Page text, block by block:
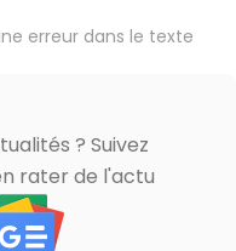
erreur dans le texte
? Suivez
rater de l'actu